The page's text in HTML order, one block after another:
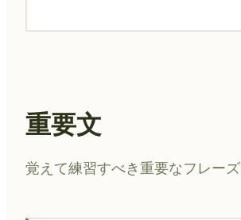
重要文
覚えて練習すべき重要なフレーズ